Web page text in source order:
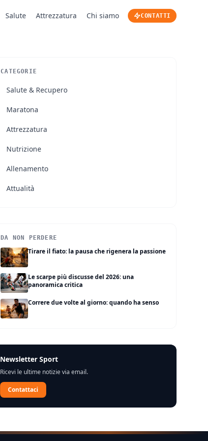
Salute Attrezzatura Chi siamo CONTATTI
CATEGORIE
Salute & Recupero
Maratona
Attrezzatura
Nutrizione
Allenamento
Attualità
DA NON PERDERE
Tirare il fiato: la pausa che rigenera la passione
Le scarpe più discusse del 2026: una
panoramica critica
Correre due volte al giorno: quando ha senso
Newsletter Sport
Ricevi le ultime notizie via email.
Contattaci